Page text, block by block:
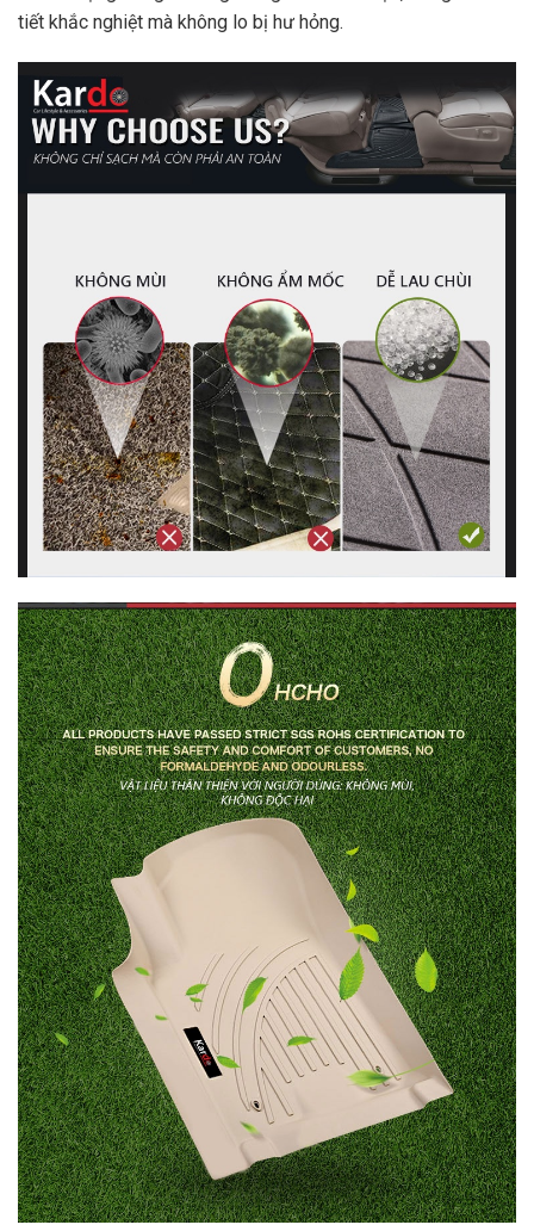
tiết khắc nghiệt mà không lo bị hư hỏng.